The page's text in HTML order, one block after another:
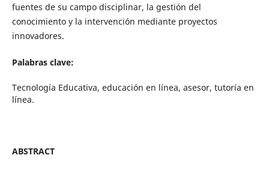
fuentes de su campo disciplinar, la gestión del
conocimiento y la intervención mediante proyectos
innovadores.
Palabras clave:
Tecnología Educativa, educación en línea, asesor, tutoría en
línea.
ABSTRACT